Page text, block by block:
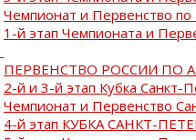
Чемпионат и Первенство
1-й этап Чемпионата и
ПЕРВЕНСТВО РОССИИ ПО
2-й и 3-й этап Кубка Санкт-
Чемпионат и Первенство
4-й этап КУБКА САНКТ-